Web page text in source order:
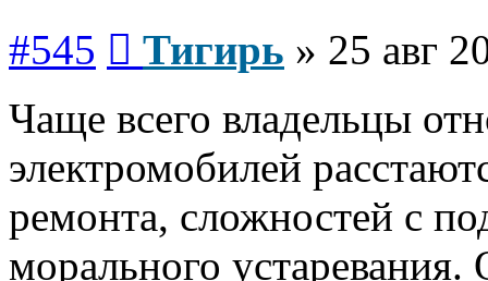
#545 Тигирь » 25 авг
Чаще всего владельцы
электромобилей
ремонта, сложностей с
морального устаревания.